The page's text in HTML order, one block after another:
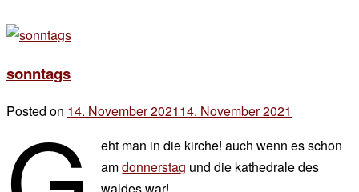
sonntags
Posted on 14. November 202114. November 2021
chef
eht man in die kirche! auch wenn es schon
amdonnerstag und die kathedrale des